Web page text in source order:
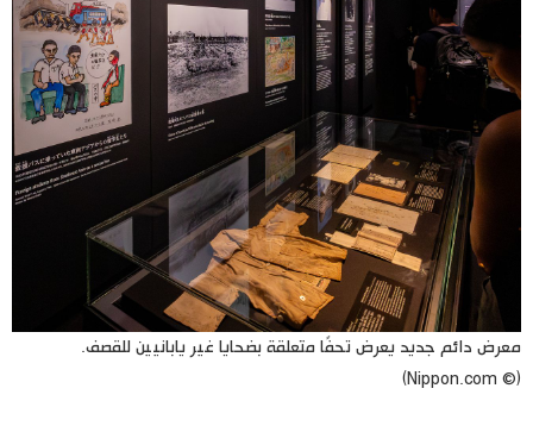
معرض دائم جديد يعرض تحفًا متعلقة بضحايا غير يابانيين للقصف.
(© Nippon.com)